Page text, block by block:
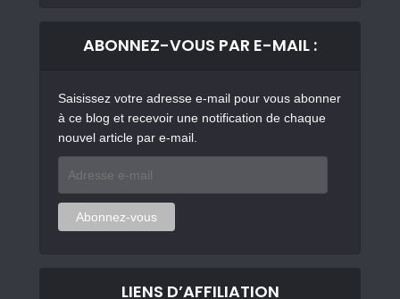
ABONNEZ-VOUS PAR E-MAIL :
Saisissez votre adresse e-mail pour vous abonner
à ce blog et recevoir une notification de chaque
nouvel article par e-mail.
mail
Abonnez-vous
LIENS D’AFFILIATION